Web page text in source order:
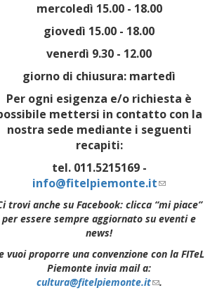
mercoledì 15.00 - 18.00
giovedì 15.00 - 18.00
venerdì 9.30 - 12.00
giorno di chiusura: martedì
Per ogni esigenza e/o richiesta è
mettersi in contatto con la
nostra sede mediante i seguenti
recapiti:
tel. 011.5215169 -
info@fitelpiemonte.it(link
sends
e-
trovi anche su Facebook: clicca “mi piace”
per essere sempre aggiornato su eventi e
news!
vuoi proporre una convenzione con la FITeL
Piemonte invia mail a:
cultura@fitelpiemonte.it(link
.